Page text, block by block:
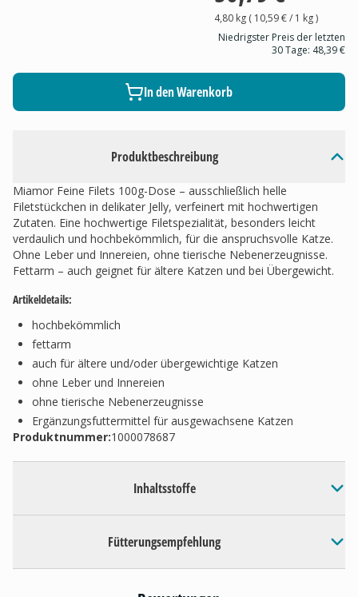
Produktbeschreibung
Miamor Feine Filets 100g-Dose – ausschließlich helle
Filetstückchen in delikater Jelly, verfeinert mit hochwertigen
Zutaten. Eine hochwertige Filetspezialität, besonders leicht
verdaulich und hochbekömmlich, für die anspruchsvolle Katze.
Ohne Leber und Innereien, ohne tierische Nebenerzeugnisse.
Fettarm – auch geignet für ältere Katzen und bei Übergewicht.
Artikeldetails:
hochbekömmlich
fettarm
auch für ältere und/oder übergewichtige Katzen
ohne Leber und Innereien
ohne tierische Nebenerzeugnisse
Ergänzungsfuttermittel für ausgewachsene Katzen
Produktnummer:1000078687
Inhaltsstoffe
Fütterungsempfehlung
4,80 kg( 10,59 €/ 1 kg)
Niedrigster Preis der letzten
30 Tage: 48,39 €
In den Warenkorb